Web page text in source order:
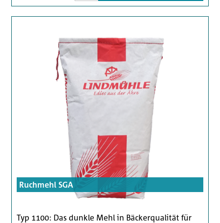
Ruchmehl SGA
Typ 1100: Das dunkle Mehl in Bäckerqualität für